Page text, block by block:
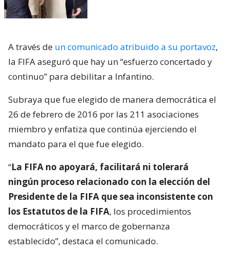
A través de un comunicado atribuido a su portavoz,
la FIFA aseguró que hay un “esfuerzo concertado y
continuo” para debilitar a Infantino.
Subraya que fue elegido de manera democrática el
26 de febrero de 2016 por las 211 asociaciones
miembro y enfatiza que continúa ejerciendo el
mandato para el que fue elegido.
“La FIFA no apoyará, facilitará ni tolerará
ningún proceso relacionado con la elección del
Presidente de la FIFA que sea inconsistente con
los Estatutos de la FIFA, los procedimientos
democráticos y el marco de gobernanza
establecido”, destaca el comunicado.